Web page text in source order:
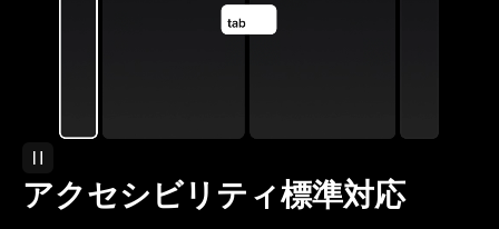
アクセシビリティ標準対応